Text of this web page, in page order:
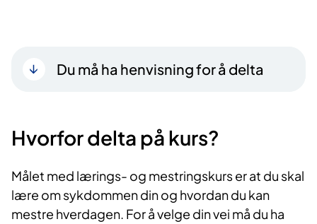
Du må ha henvisning for å delta
Hvorfor delta på kurs?​
Målet med lærings- og mestringskurs er at du skal
lære om sykdommen din og hvordan du kan
mestre hverdagen. For å velge din vei må du ha